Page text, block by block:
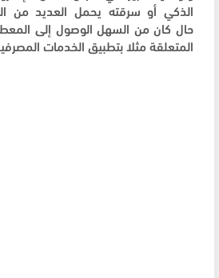
الذكي أو سرقته يحمل العديد من
حال كان من السهل الوصول إلى
المتعلقة مثلا بتطبيق الخدمات